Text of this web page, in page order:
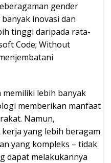
gender
inovasi dan
tinggi daripada rata-
Code; Without
memiliki lebih banyak
memberikan manfaat
Namun,
yang lebih beragam
yang kompleks – tidak
dapat melakukannya